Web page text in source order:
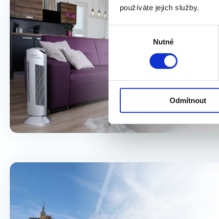
používáte jejich služby.
souhlasu
Nutné
Odmítnout